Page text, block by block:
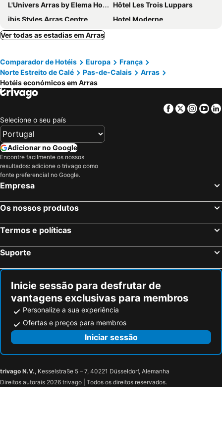
L'Univers Arras by Elema Hotels ex Hôtel de l'Univers Arras
Hôtel Les Trois Luppars
ibis Styles Arras Centre
Hotel Moderne
Premiere Classe Arras - Tilloy Les Mofflaine
Campanile Lens
Ver todas as estadias em Arras
Comparador de Hotéis Europa
França
Norte Estreito de Calé
Pas-de-Calais
Arras
Hotéis económicos em Arras
Facebook
Twitter
Selecione o seu país
Adicionar no Google
Encontre facilmente os nossos
resultados: adicione o trivago como
fonte preferencial no Google.
Empresa
Os nossos produtos
Termos e políticas
Suporte
Inicie sessão para desfrutar de
vantagens exclusivas para membros
Personalize a sua experiência
Ofertas e preços para membros
Iniciar sessão
trivago N.V., Kesselstraße 5 – 7, 40221 Düsseldorf, Alemanha
Direitos autorais 2026 trivago | Todos os direitos reservados.